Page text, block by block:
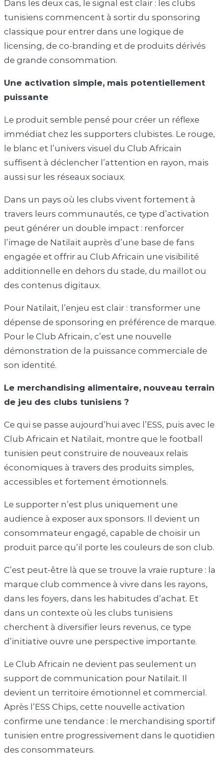
Dans les deux cas, le signal est clair : les clubs
tunisiens commencent à sortir du sponsoring
classique pour entrer dans une logique de
licensing, de co-branding et de produits dérivés
de grande consommation.
Une activation simple, mais potentiellement
puissante
Le produit semble pensé pour créer un réflexe
immédiat chez les supporters clubistes. Le rouge,
le blanc et l’univers visuel du Club Africain
suffisent à déclencher l’attention en rayon, mais
aussi sur les réseaux sociaux.
Dans un pays où les clubs vivent fortement à
travers leurs communautés, ce type d’activation
peut générer un double impact : renforcer
l’image de Natilait auprès d’une base de fans
engagée et offrir au Club Africain une visibilité
additionnelle en dehors du stade, du maillot ou
des contenus digitaux.
Pour Natilait, l’enjeu est clair : transformer une
dépense de sponsoring en préférence de marque.
Pour le Club Africain, c’est une nouvelle
démonstration de la puissance commerciale de
son identité.
Le merchandising alimentaire, nouveau terrain
de jeu des clubs tunisiens ?
Ce qui se passe aujourd’hui avec l’ESS, puis avec le
Club Africain et Natilait, montre que le football
tunisien peut construire de nouveaux relais
économiques à travers des produits simples,
accessibles et fortement émotionnels.
Le supporter n’est plus uniquement une
audience à exposer aux sponsors. Il devient un
consommateur engagé, capable de choisir un
produit parce qu’il porte les couleurs de son club.
C’est peut-être là que se trouve la vraie rupture : la
marque club commence à vivre dans les rayons,
dans les foyers, dans les habitudes d’achat. Et
dans un contexte où les clubs tunisiens
cherchent à diversifier leurs revenus, ce type
d’initiative ouvre une perspective importante.
Le Club Africain ne devient pas seulement un
support de communication pour Natilait. Il
devient un territoire émotionnel et commercial.
Après l’ESS Chips, cette nouvelle activation
confirme une tendance : le merchandising sportif
tunisien entre progressivement dans le quotidien
des consommateurs.